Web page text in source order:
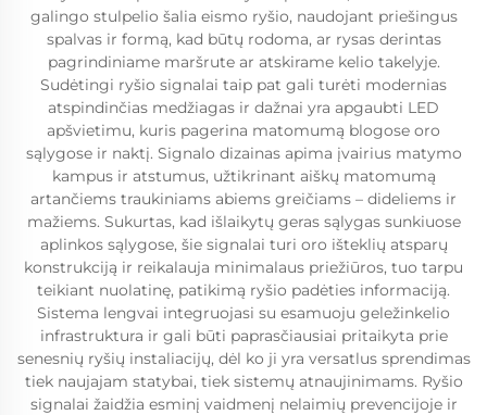
galingo stulpelio šalia eismo ryšio, naudojant priešingus
spalvas ir formą, kad būtų rodoma, ar rysas derintas
pagrindiniame maršrute ar atskirame kelio takelyje.
Sudėtingi ryšio signalai taip pat gali turėti modernias
atspindinčias medžiagas ir dažnai yra apgaubti LED
apšvietimu, kuris pagerina matomumą blogose oro
sąlygose ir naktį. Signalo dizainas apima įvairius matymo
kampus ir atstumus, užtikrinant aiškų matomumą
artančiems traukiniams abiems greičiams – dideliems ir
mažiems. Sukurtas, kad išlaikytų geras sąlygas sunkiuose
aplinkos sąlygose, šie signalai turi oro išteklių atsparų
konstrukciją ir reikalauja minimalaus priežiūros, tuo tarpu
teikiant nuolatinę, patikimą ryšio padėties informaciją.
Sistema lengvai integruojasi su esamuoju geležinkelio
infrastruktura ir gali būti paprasčiausiai pritaikyta prie
senesnių ryšių instaliacijų, dėl ko ji yra versatlus sprendimas
tiek naujajam statybai, tiek sistemų atnaujinimams. Ryšio
signalai žaidžia esminį vaidmenį nelaimių prevencijoje ir